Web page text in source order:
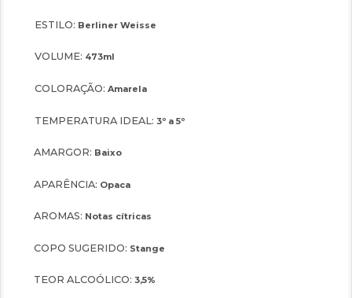
ESTILO: Berliner Weisse
VOLUME: 473ml
COLORAÇÃO: Amarela
TEMPERATURA IDEAL: 3º a 5º
AMARGOR: Baixo
APARÊNCIA: Opaca
AROMAS: Notas cítricas
COPO SUGERIDO: Stange
TEOR ALCOÓLICO: 3,5%